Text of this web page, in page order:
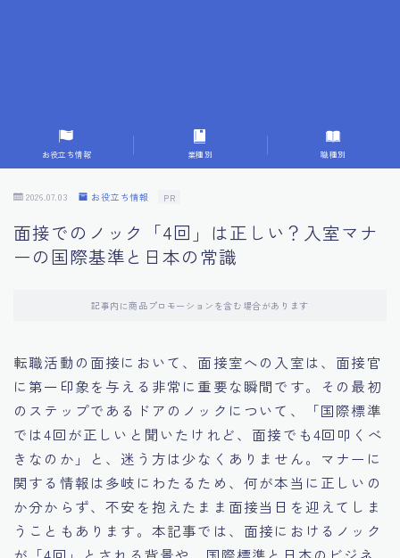
9.面接での落とし穴とその対策
10.フィードバックを活用する方法
11.オンライン面接の成功への鍵
14.キャリアアップのための面接戦略
15.職場適応力をアピールする方法
16.エージェントと良好な関係を築く方法
17.面接でブランクを効果的に伝える方法
お役立ち情報 業種別 職種別
2026.07.03 お役立ち情報 PR
面接でのノック「4回」は正しい？入室マナ
ーの国際基準と日本の常識
記事内に商品プロモーションを含む場合があります
転職活動の面接において、面接室への入室は、面接官
に第一印象を与える非常に重要な瞬間です。その最初
のステップであるドアのノックについて、「国際標準
では4回が正しいと聞いたけれど、面接でも4回叩くべ
きなのか」と、迷う方は少なくありません。マナーに
関する情報は多岐にわたるため、何が本当に正しいの
か分からず、不安を抱えたまま面接当日を迎えてしま
うこともあります。本記事では、面接におけるノック